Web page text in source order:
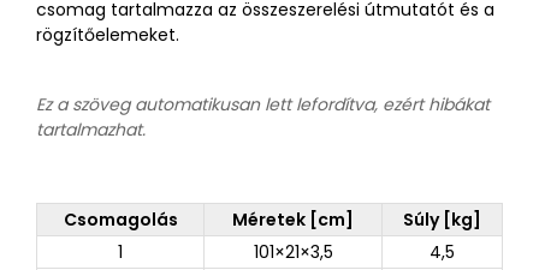
csomag tartalmazza az összeszerelési útmutatót és a
rögzítőelemeket.
Ez a szöveg automatikusan lett lefordítva, ezért hibákat
tartalmazhat.
Csomagolás Méretek [cm]
Súly [kg]
1
101×21×3,5
4,5